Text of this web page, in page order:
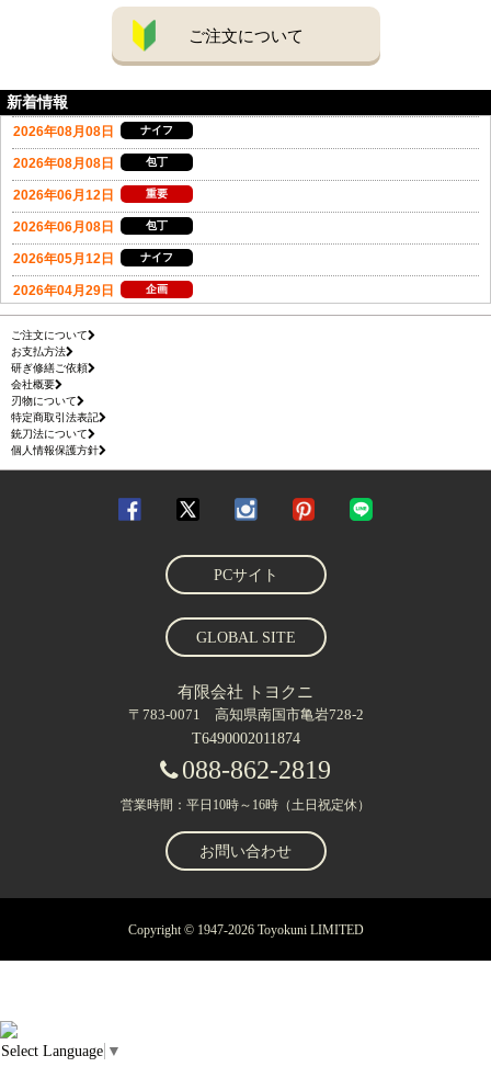
ご注文について
新着情報
ご注文について
お支払方法
研ぎ修繕ご依頼
会社概要
刃物について
特定商取引法表記
銃刀法について
個人情報保護方針
PCサイト
GLOBAL SITE
有限会社 トヨクニ
〒783-0071 高知県南国市亀岩728-2
T6490002011874
088-862-2819
営業時間：平日10時～16時（土日祝定休）
お問い合わせ
Copyright © 1947-2026 Toyokuni LIMITED
Select Language ▼